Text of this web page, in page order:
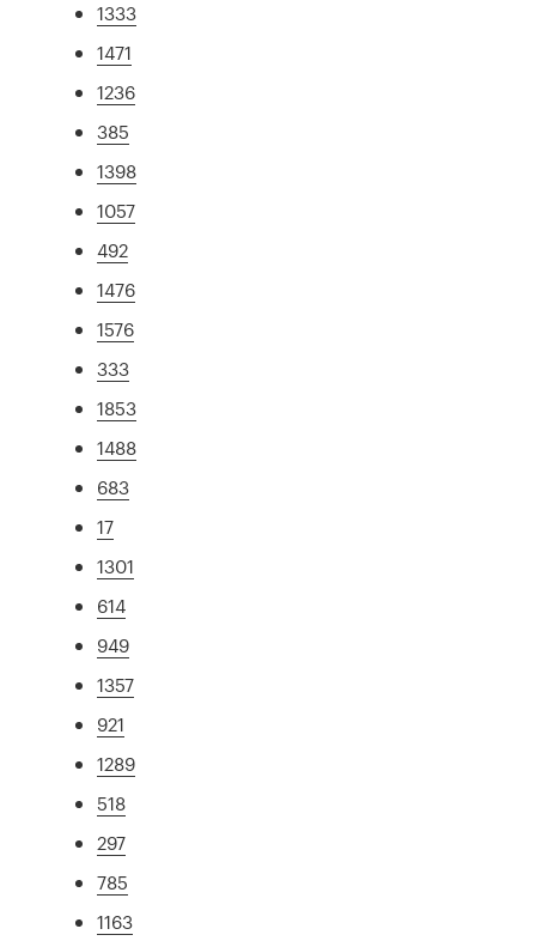
1333
1471
1236
385
1398
1057
492
1476
1576
333
1853
1488
683
17
1301
614
949
1357
921
1289
518
297
785
1163